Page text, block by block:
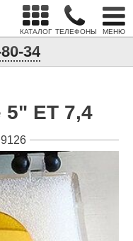
КАТАЛОГ ТЕЛЕФОНЫ МЕНЮ
34
5" ET 7,4